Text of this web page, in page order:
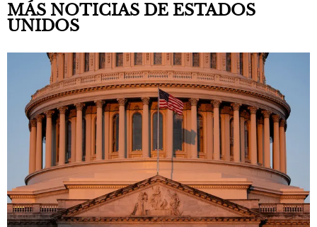
MÁS NOTICIAS DE ESTADOS
UNIDOS